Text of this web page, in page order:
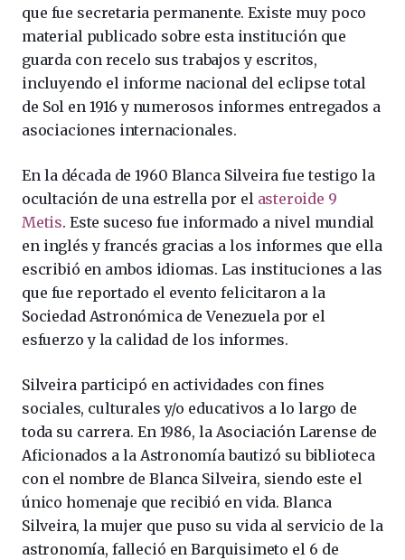
que fue secretaria permanente. Existe muy poco
material publicado sobre esta institución que
guarda con recelo sus trabajos y escritos,
incluyendo el informe nacional del eclipse total
de Sol en 1916 y numerosos informes entregados a
asociaciones internacionales.
En la década de 1960 Blanca Silveira fue testigo la
ocultación de una estrella por el asteroide 9
Metis. Este suceso fue informado a nivel mundial
en inglés y francés gracias a los informes que ella
escribió en ambos idiomas. Las instituciones a las
que fue reportado el evento felicitaron a la
Sociedad Astronómica de Venezuela por el
esfuerzo y la calidad de los informes.
Silveira participó en actividades con fines
sociales, culturales y/o educativos a lo largo de
toda su carrera. En 1986, la Asociación Larense de
Aficionados a la Astronomía bautizó su biblioteca
con el nombre de Blanca Silveira, siendo este el
único homenaje que recibió en vida. Blanca
Silveira, la mujer que puso su vida al servicio de la
astronomía, falleció en Barquisimeto el 6 de